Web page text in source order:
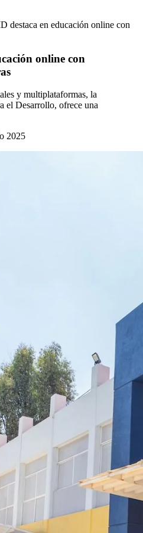
destaca en educación online con
online con
y multiplataformas, la
el Desarrollo, ofrece una
2025